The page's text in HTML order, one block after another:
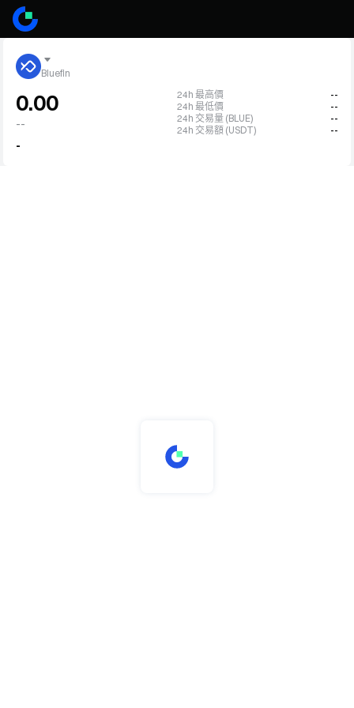
Bluefin
0.00
--
-
24h 最高價
--
24h 最低價
--
24h 交易量 (BLUE)
--
24h 交易額 (USDT)
--